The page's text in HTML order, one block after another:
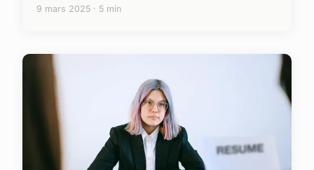
9 mars 2025 · 5 min